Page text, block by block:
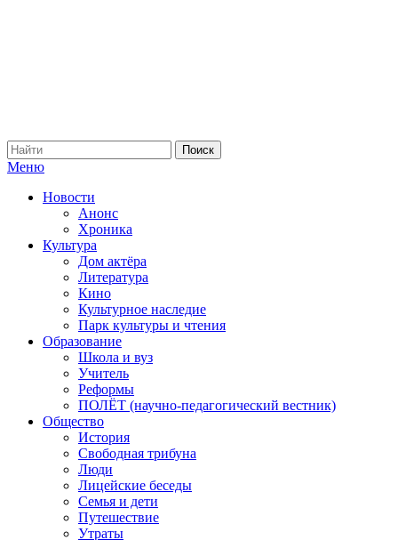
Меню
Новости
Анонс
Хроника
Культура
Дом актёра
Литература
Кино
Культурное наследие
Парк культуры и чтения
Образование
Школа и вуз
Учитель
Реформы
ПОЛЁТ (научно-педагогический вестник)
Общество
История
Свободная трибуна
Люди
Лицейские беседы
Семья и дети
Путешествие
Утраты